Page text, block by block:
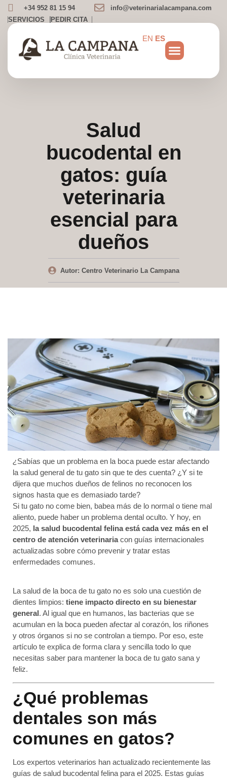
+34 952 81 15 94
info@veterinarialacampana.com
SERVICIOS
PEDIR CITA
EN ES
Salud
bucodental en
gatos: guía
veterinaria
esencial para
dueños
Autor: Centro Veterinario La Campana
¿Sabías que un problema en la boca puede estar afectando
la salud general de tu gato sin que te des cuenta? ¿Y si te
dijera que muchos dueños de felinos no reconocen los
signos hasta que es demasiado tarde?
Si tu gato no come bien, babea más de lo normal o tiene mal
aliento, puede haber un problema dental oculto. Y hoy, en
2025, la salud bucodental felina está cada vez más en el
centro de atención veterinariacon guías internacionales
actualizadas sobre cómo prevenir y tratar estas
enfermedades comunes.
La salud de la boca de tu gato no es solo una cuestión de
dientes limpios: tiene impacto directo en su bienestar
general. Al igual que en humanos, las bacterias que se
acumulan en la boca pueden afectar al corazón, los riñones
y otros órganos si no se controlan a tiempo. Por eso, este
artículo te explica de forma clara y sencilla todo lo que
necesitas saber para mantener la boca de tu gato sana y
feliz.
¿Qué problemas
dentales son más
comunes en gatos?
Los expertos veterinarios han actualizado recientemente las
guías de salud bucodental felina para el 2025. Estas guías